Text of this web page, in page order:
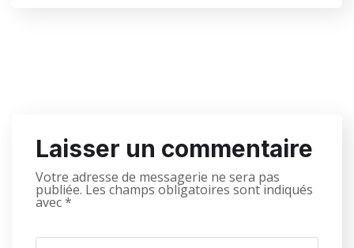
Laisser un commentaire
Votre adresse de messagerie ne sera pas
publiée. Les champs obligatoires sont indiqués
avec*